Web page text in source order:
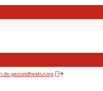
de gezondheidszorg